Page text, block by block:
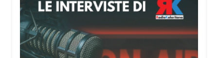
un’esperienza di volontariato: è un’opportunità per
costruire relazioni attraverso il servizio, linguaggio
universale capace di unire persone diverse».
Condividi: